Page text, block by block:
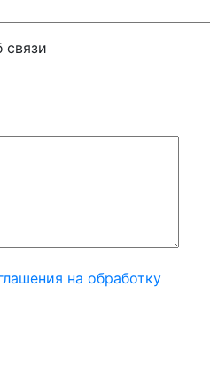
связи
на обработку